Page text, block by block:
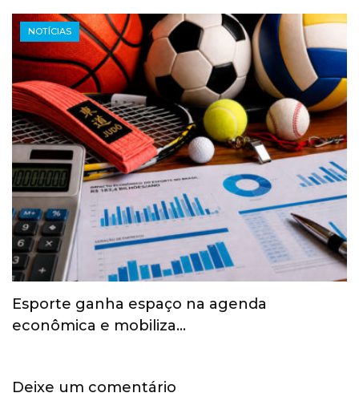
NOTÍCIAS
Esporte ganha espaço na agenda
econômica e mobiliza…
Deixe um comentário